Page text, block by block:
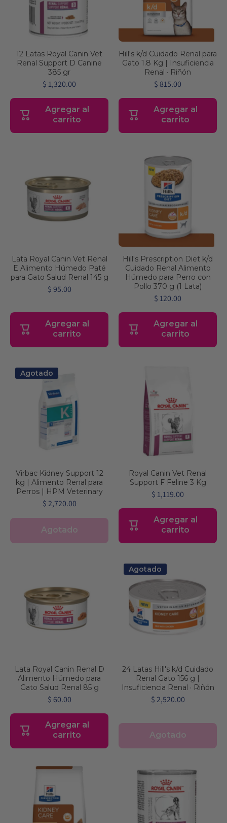
12 Latas Royal Canin Vet
Renal Support D Canine
385 gr
$ 1,320.00
Agregar al
carrito
Hill's k/d Cuidado Renal para
Gato 1.8 Kg | Insuficiencia
Renal · Riñón
$ 815.00
Agregar al
carrito
Lata Royal Canin Vet Renal
E Alimento Húmedo Paté
para Gato Salud Renal 145 g
$ 95.00
Agregar al
carrito
Hill's Prescription Diet k/d
Cuidado Renal Alimento
Húmedo para Perro con
Pollo 370 g (1 Lata)
$ 120.00
Agregar al
carrito
Agotado
Virbac Kidney Support 12
kg | Alimento Renal para
Perros | HPM Veterinary
$ 2,720.00
Agotado
Royal Canin Vet Renal
Support F Feline 3 Kg
$ 1,119.00
Agregar al
carrito
Lata Royal Canin Renal D
Alimento Húmedo para
Gato Salud Renal 85 g
$ 60.00
Agregar al
carrito
Agotado
24 Latas Hill's k/d Cuidado
Renal Gato 156 g |
Insuficiencia Renal · Riñón
$ 2,520.00
Agotado